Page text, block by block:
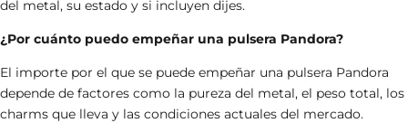
del metal, su estado y si incluyen dijes.
¿Por cuánto puedo empeñar una pulsera Pandora?
El importe por el que se puede empeñar una pulsera Pandora
depende de factores como la pureza del metal, el peso total, los
charms que lleva y las condiciones actuales del mercado.